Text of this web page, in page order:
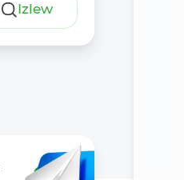
Izlew